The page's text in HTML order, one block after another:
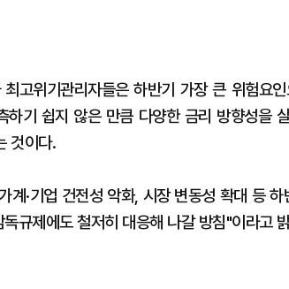
고위기관리자들은 하반기 가장 큰 위험요
하기 쉽지 않은 만큼 다양한 금리 방향성을
것이다.
계·기업 건전성 악화, 시장 변동성 확대 등
규제에도 철저히 대응해 나갈 방침"이라고